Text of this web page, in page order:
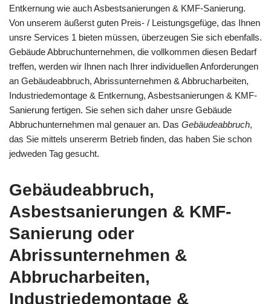
Entkernung wie auch Asbestsanierungen & KMF-Sanierung.
Von unserem äußerst guten Preis- / Leistungsgefüge, das Ihnen
unsre Services 1 bieten müssen, überzeugen Sie sich ebenfalls.
Gebäude Abbruchunternehmen, die vollkommen diesen Bedarf
treffen, werden wir Ihnen nach Ihrer individuellen Anforderungen
an Gebäudeabbruch, Abrissunternehmen & Abbrucharbeiten,
Industriedemontage & Entkernung, Asbestsanierungen & KMF-
Sanierung fertigen. Sie sehen sich daher unsre Gebäude
Abbruchunternehmen mal genauer an. Das Gebäudeabbruch,
das Sie mittels unsererm Betrieb finden, das haben Sie schon
jedweden Tag gesucht.
Gebäudeabbruch,
Asbestsanierungen & KMF-
Sanierung oder
Abrissunternehmen &
Abbrucharbeiten,
Industriedemontage &